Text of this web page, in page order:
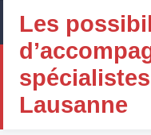
Les
Lausanne